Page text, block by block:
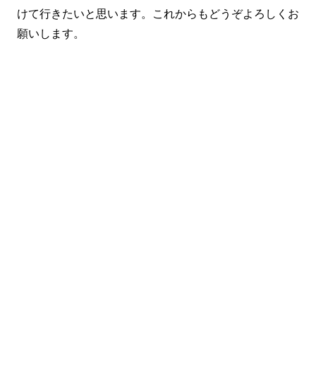
けて行きたいと思います。これからもどうぞよろしくお
願いします。